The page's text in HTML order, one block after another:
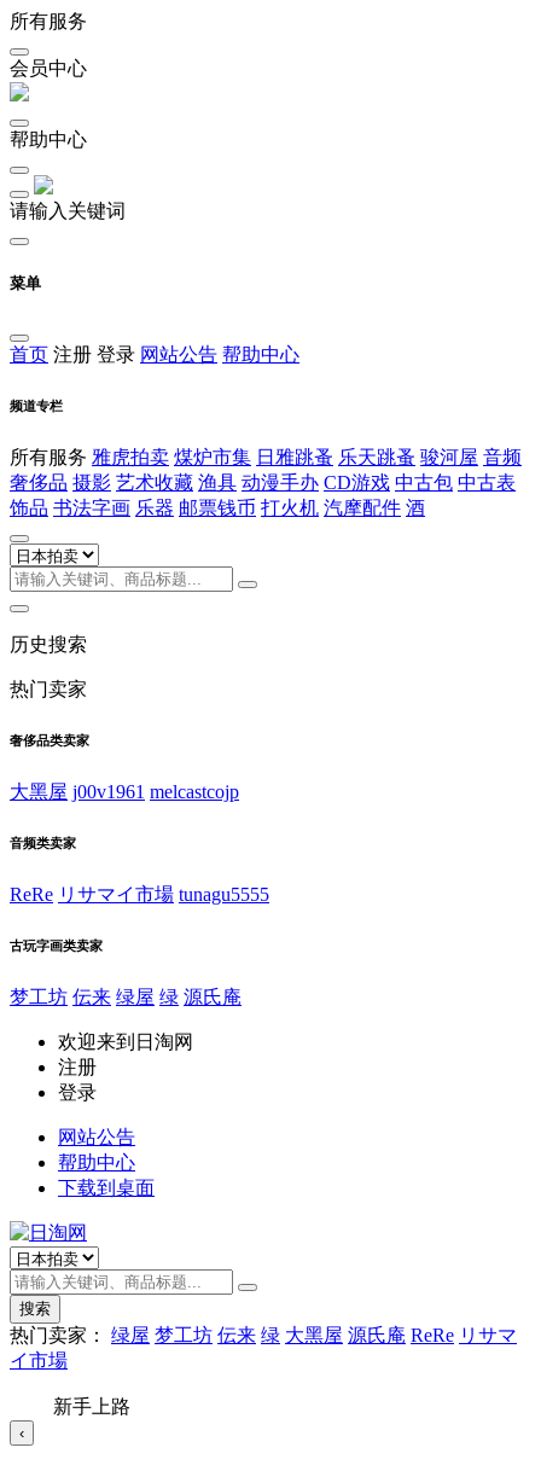
所有服务
会员中心
帮助中心
请输入关键词
菜单
首页 注册 登录 网站公告 帮助中心
频道专栏
所有服务 雅虎拍卖 煤炉市集 日雅跳蚤 乐天跳蚤 骏河屋 音频
奢侈品 摄影 艺术收藏 渔具 动漫手办 CD游戏 中古包 中古表
饰品 书法字画 乐器 邮票钱币 打火机 汽摩配件 酒
历史搜索
热门卖家
奢侈品类卖家
大黑屋 j00v1961 melcastcojp
音频类卖家
ReRe リサマイ市場 tunagu5555
古玩字画类卖家
梦工坊 伝来 绿屋 绿 源氏庵
欢迎来到日淘网
注册
登录
网站公告
帮助中心
下载到桌面
搜索
热门卖家： 绿屋 梦工坊 伝来 绿 大黑屋 源氏庵 ReRe リサマ
イ市場
新手上路
‹